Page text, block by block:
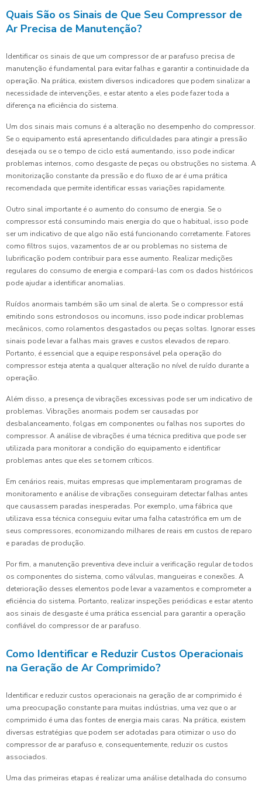
Quais São os Sinais de Que Seu Compressor de
Ar Precisa de Manutenção?
Identificar os sinais de que um compressor de ar parafuso precisa de
manutenção é fundamental para evitar falhas e garantir a continuidade da
operação. Na prática, existem diversos indicadores que podem sinalizar a
necessidade de intervenções, e estar atento a eles pode fazer toda a
diferença na eficiência do sistema.
Um dos sinais mais comuns é a alteração no desempenho do compressor.
Se o equipamento está apresentando dificuldades para atingir a pressão
desejada ou se o tempo de ciclo está aumentando, isso pode indicar
problemas internos, como desgaste de peças ou obstruções no sistema. A
monitorização constante da pressão e do fluxo de ar é uma prática
recomendada que permite identificar essas variações rapidamente.
Outro sinal importante é o aumento do consumo de energia. Se o
compressor está consumindo mais energia do que o habitual, isso pode
ser um indicativo de que algo não está funcionando corretamente. Fatores
como filtros sujos, vazamentos de ar ou problemas no sistema de
lubrificação podem contribuir para esse aumento. Realizar medições
regulares do consumo de energia e compará-las com os dados históricos
pode ajudar a identificar anomalias.
Ruídos anormais também são um sinal de alerta. Se o compressor está
emitindo sons estrondosos ou incomuns, isso pode indicar problemas
mecânicos, como rolamentos desgastados ou peças soltas. Ignorar esses
sinais pode levar a falhas mais graves e custos elevados de reparo.
Portanto, é essencial que a equipe responsável pela operação do
compressor esteja atenta a qualquer alteração no nível de ruído durante a
operação.
Além disso, a presença de vibrações excessivas pode ser um indicativo de
problemas. Vibrações anormais podem ser causadas por
desbalanceamento, folgas em componentes ou falhas nos suportes do
compressor. A análise de vibrações é uma técnica preditiva que pode ser
utilizada para monitorar a condição do equipamento e identificar
problemas antes que eles se tornem críticos.
Em cenários reais, muitas empresas que implementaram programas de
monitoramento e análise de vibrações conseguiram detectar falhas antes
que causassem paradas inesperadas. Por exemplo, uma fábrica que
utilizava essa técnica conseguiu evitar uma falha catastrófica em um de
seus compressores, economizando milhares de reais em custos de reparo
e paradas de produção.
Por fim, a manutenção preventiva deve incluir a verificação regular de todos
os componentes do sistema, como válvulas, mangueiras e conexões. A
deterioração desses elementos pode levar a vazamentos e comprometer a
eficiência do sistema. Portanto, realizar inspeções periódicas e estar atento
aos sinais de desgaste é uma prática essencial para garantir a operação
confiável do compressor de ar parafuso.
Como Identificar e Reduzir Custos Operacionais
na Geração de Ar Comprimido?
Identificar e reduzir custos operacionais na geração de ar comprimido é
uma preocupação constante para muitas indústrias, uma vez que o ar
comprimido é uma das fontes de energia mais caras. Na prática, existem
diversas estratégias que podem ser adotadas para otimizar o uso do
compressor de ar parafuso e, consequentemente, reduzir os custos
associados.
Uma das primeiras etapas é realizar uma análise detalhada do consumo